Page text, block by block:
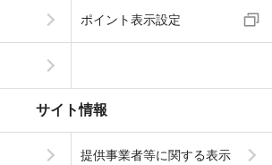
ポイント表示設定
サイト情報
提供事業者等に関する表示